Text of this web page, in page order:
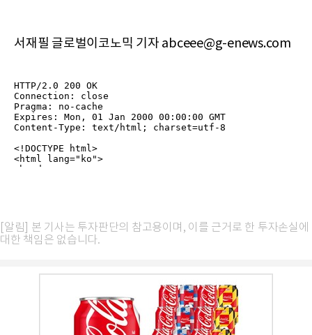
서재필 글로벌이코노믹 기자 abceee@g-enews.com
[알림] 본 기사는 투자판단의 참고용이며, 이를 근거로 한 투자손실에
대한 책임은 없습니다.